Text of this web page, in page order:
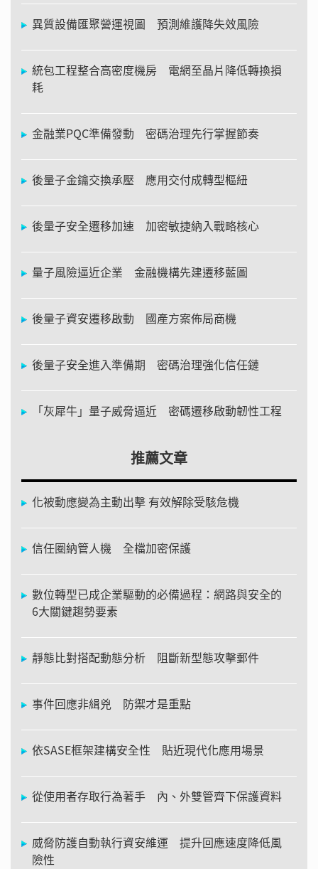
異質設備匯聚營運視圖 預測維護降失效風險
統包工程整合高密度機房 電網至晶片降低轉換損
耗
金融業PQC準備發動 密碼治理先行掌握節奏
後量子金鑰交換承壓 應用交付成轉型樞紐
後量子安全遷移加速 加密敏捷納入戰略核心
量子風險逼近企業 金融機構先建遷移藍圖
後量子資安遷移啟動 國產方案佈局商機
後量子安全進入準備期 密碼治理強化信任鏈
「灰犀牛」量子威脅逼近 密碼遷移啟動韌性工程
推薦文章
化被動應變為主動出擊 有效解除受駭危機
信任圈納管人機 全檔加密保護
數位轉型已成企業驅動的必備過程：網路與安全的
6大關鍵趨勢要素
靜態比對搭配動態分析 阻斷新型態攻擊郵件
事件回應非緝兇 防禦才是重點
依SASE框架建構安全性 貼近現代化應用場景
從使用者存取行為著手 內、外雙管齊下保護資料
威脅防護自動執行資安維運 提升回應速度降低風
險性